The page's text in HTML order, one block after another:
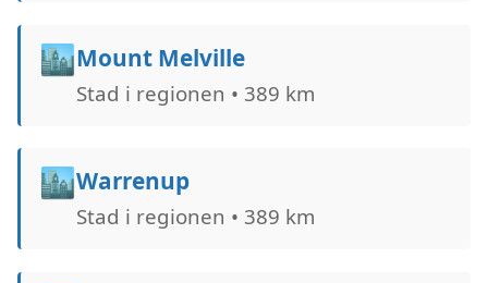
🏙️Mount Melville
Stad i regionen • 389 km
🏙️Warrenup
Stad i regionen • 389 km